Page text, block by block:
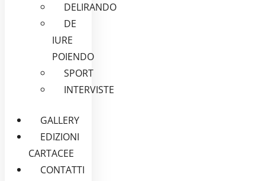
DELIRANDO
DE
IURE
POIENDO
SPORT
INTERVISTE
GALLERY
EDIZIONI
CARTACEE
CONTATTI